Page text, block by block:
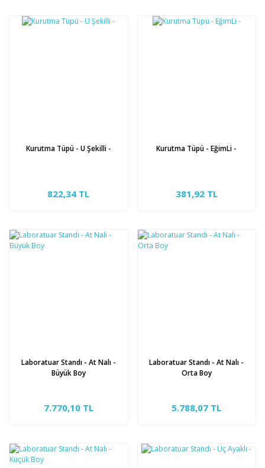
Kurutma Tüpü - U Şekilli -
822,34 TL
Kurutma Tüpü - EğimLi -
381,92 TL
Laboratuar Standı - At Nalı -
Büyük Boy
7.770,10 TL
Laboratuar Standı - At Nalı -
Orta Boy
5.788,07 TL